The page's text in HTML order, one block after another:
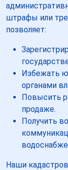
штрафы или
позволяет:
Избежать
органами
Повысить
продаже.
Получить
Наши